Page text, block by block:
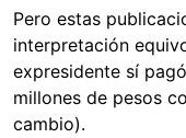
Pero estas
interpretación
expresidente sí
millones de pesos
cambio).